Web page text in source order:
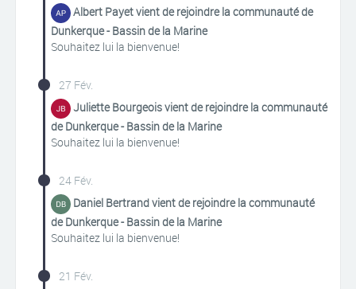
Albert Payet vient de rejoindre la communauté de
Dunkerque - Bassin de la Marine
Souhaitez lui la bienvenue!
27 Fév.
Juliette Bourgeois vient de rejoindre la communauté
de Dunkerque - Bassin de la Marine
Souhaitez lui la bienvenue!
24 Fév.
Daniel Bertrand vient de rejoindre la communauté
de Dunkerque - Bassin de la Marine
Souhaitez lui la bienvenue!
21 Fév.